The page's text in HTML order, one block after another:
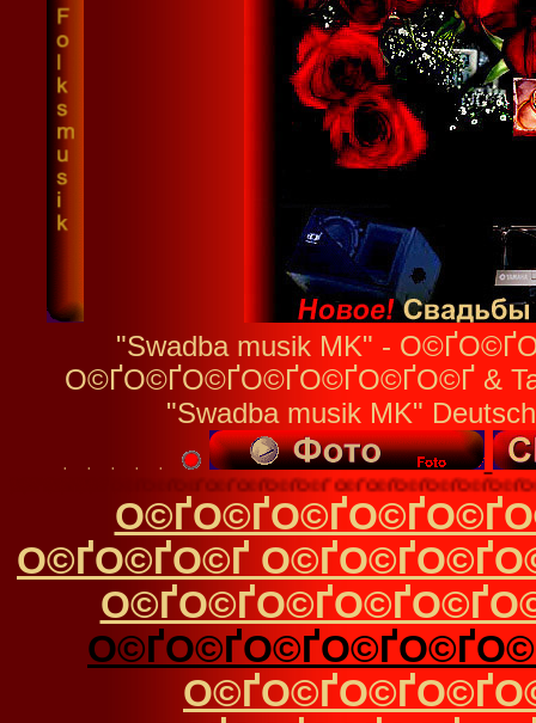
"Swadba musik MK" -
О©ҐО©ҐО©ҐО©ҐО©ҐО©ҐО©Ґ &
"Swadba musik MK"
О©ҐО©Ґ О©ҐО©ҐО©ҐО©ҐО©ҐО©ҐО©Ґ
О©ҐО©ҐО©Ґ